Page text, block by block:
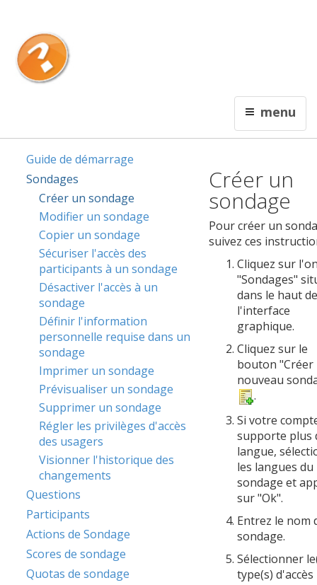
menu
Guide de démarrage
Sondages
Créer un sondage
Modifier un sondage
Copier un sondage
Sécuriser l'accès des
participants à un sondage
Désactiver l'accès à un
sondage
Définir l'information
personnelle requise dans un
sondage
Imprimer un sondage
Prévisualiser un sondage
Supprimer un sondage
Régler les privilèges d'accès
des usagers
Visionner l'historique des
changements
Questions
Participants
Actions de Sondage
Scores de sondage
Quotas de sondage
Créer un
sondage
Pour créer un
suivez ces
Cliquez sur
"Sondages"
dans le haut de
l'interface
graphique.
Cliquez sur le
bouton "Créer
nouveau
.
Si votre
supporte plus
langue,
les langues du
sondage et
sur "Ok".
Entrez le nom
sondage.
Sélectionner
type(s) d'accès